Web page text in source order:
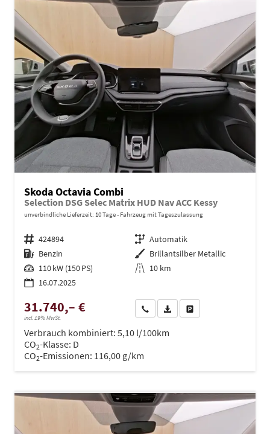
Skoda Octavia Combi
Selection DSG Selec Matrix HUD Nav ACC Kessy
unverbindliche Lieferzeit: 10 Tage Fahrzeug mit Tageszulassung
Fahrzeugnr. 424894 Getriebe Automatik
Kraftstoff Benzin Außenfarbe Brillantsilber Metallic
Leistung 110 kW (150 PS) Kilometerstand 10 km
16.07.2025
31.740,– €
incl. 19% MwSt.
Wir rufen Sie anPDF-Datei, Fahrzeugexposé
Verbrauch kombiniert: 5,10 l/100km
CO2-Klasse: D
CO2-Emissionen: 116,00 g/km